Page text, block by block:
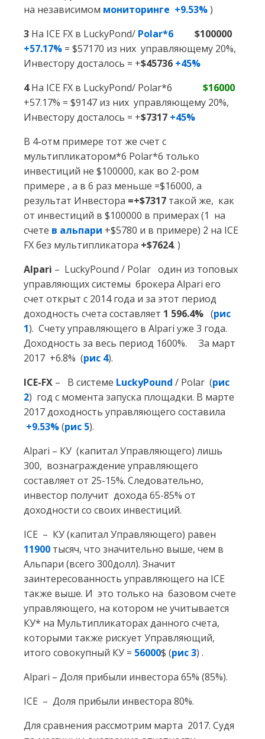
на независимом мониторинге +9.53%)
3 На ICE FX в LuckyPond/ Polar*6
$100000
+57.17% = $57170 из них управляющему 20%,
Инвестору досталось = +$45736 +45%
4На ICE FX в LuckyPond/ Polar*6 $16000
+57.17% = $9147 из них управляющему 20%,
Инвестору досталось = +$7317 +45%
В 4-отм примере тот же счет с
мультипликатором*6 Polar*6 только
инвестиций не $100000, как во 2-ром
примере , а в 6 раз меньше =$16000, а
результат Инвестора =+$7317 такой же, как
от инвестиций в $100000 в примерах (1 на
счете в альпари +$5780 и в примере) 2 на ICE
FX без мультипликатора +$7624. )
Alpari – LuckyPound / Polar один из топовых
управляющих системы брокера Alpari его
счет открыт с 2014 года и за этот период
доходность счета составляет 1 596.4% (рис
1). Счету управляющего в Alpari уже 3 года.
Доходность за весь период 1600%. За март
2017 +6.8% (рис 4).
ICE-FX – В системе LuckyPound / Polar (рис
2) год с момента запуска площадки. В марте
2017 доходность управляющего составила
+9.53%(рис 5).
Alpari – КУ (капитал Управляющего) лишь
300, вознаграждение управляющего
составляет от 25-15%. Следовательно,
инвестор получит дохода 65-85% от
доходности со своих инвестиций.
ICE – КУ (капитал Управляющего) равен
11900 тысяч, что значительно выше, чем в
Альпари (всего 300долл). Значит
заинтересованность управляющего на ICE
также выше. И это только на базовом счете
управляющего, на котором не учитывается
КУ* на Мультипликаторах данного счета,
которыми также рискует Управляющий,
итого совокупный КУ = 56000$ (рис 3) .
Alpari – Доля прибыли инвестора 65% (85%).
ICE – Доля прибыли инвестора 80%.
Для сравнения рассмотрим марта 2017. Судя